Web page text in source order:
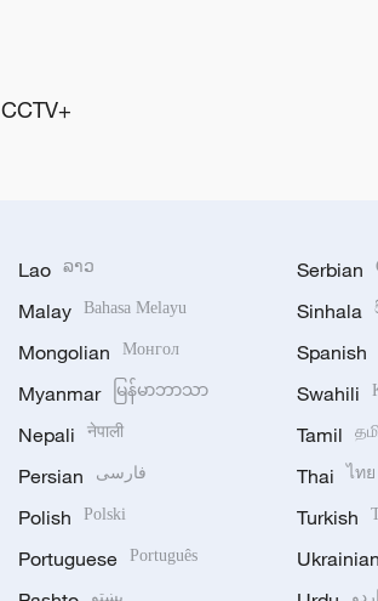
CCTV+
Lao ລາວ
Malay Bahasa Melayu
Mongolian Монгол
Myanmar မြန်မာဘာသာ
Nepali नेपाली
Persian فارسی
Polish Polski
Portuguese Português
پښتو
Serbian
Sinhala
Spanish
Swahili
Tamil
Thai ไทย
Turkish
Ukrainian
اردو